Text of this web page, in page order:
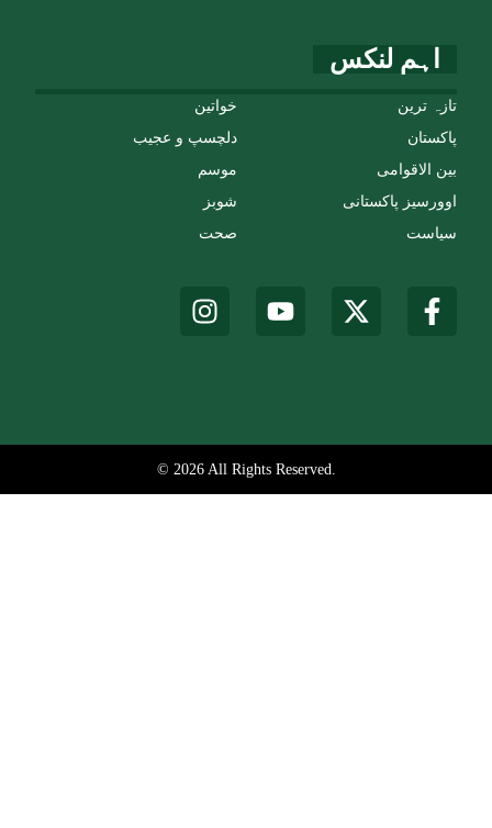
اہم لنکس
خواتین
دلچسپ و عجیب
موسم
شوبز
صحت
تازہ ترین
پاکستان
بین الاقوامی
اوورسیز پاکستانی
سیاست
© 2026 All Rights Reserved.